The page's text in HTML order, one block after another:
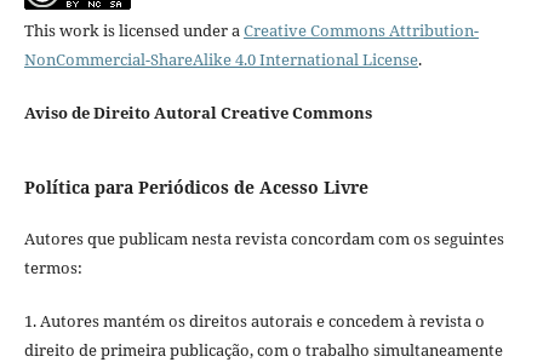
This work is licensed under aCreative Commons Attribution-
NonCommercial-ShareAlike 4.0 International License.
Aviso de Direito Autoral Creative Commons
Política para Periódicos de Acesso Livre
Autores que publicam nesta revista concordam com os seguintes
termos:
1. Autores mantém os direitos autorais e concedem à revista o
direito de primeira publicação, com o trabalho simultaneamente